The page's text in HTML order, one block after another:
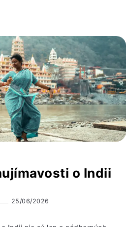
o Indii
25/06/2026